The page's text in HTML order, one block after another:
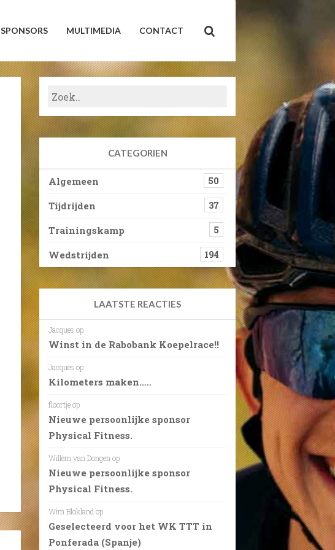
SPONSORS MULTIMEDIA CONTACT
CATEGORIEN
Algemeen 50
Tijdrijden 37
Trainingskamp 5
Wedstrijden 194
LAATSTE REACTIES
Jacques op
Winst in de Rabobank Koepelrace!!
Jacques op
Kilometers maken…..
floortjeop
Nieuwe persoonlijke sponsor
Physical Fitness.
Willem van Dongen op
Nieuwe persoonlijke sponsor
Physical Fitness.
Wim Blokland op
Geselecteerd voor het WK TTT in
Ponferada (Spanje)